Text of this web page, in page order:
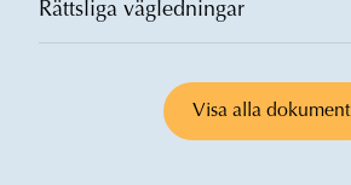
Rättsliga vägledningar
Visa alla dokument